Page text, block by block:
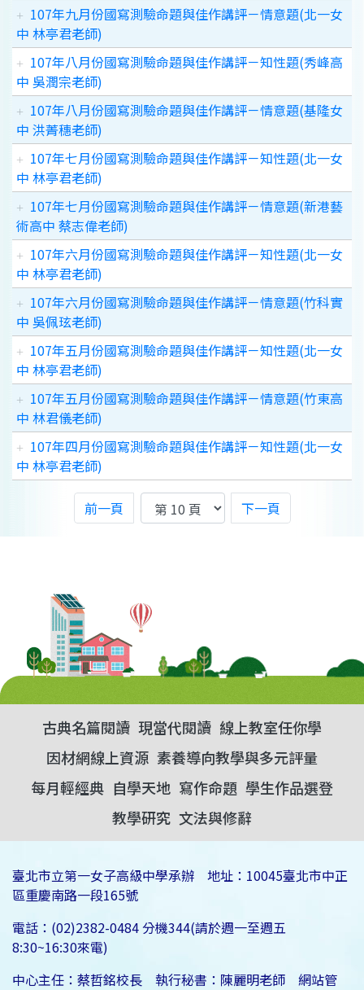
107年九月份國寫測驗命題與佳作講評－情意題(北一女
中 林亭君老師)
107年八月份國寫測驗命題與佳作講評－知性題(秀峰高
中 吳潤宗老師)
107年八月份國寫測驗命題與佳作講評－情意題(基隆女
中 洪菁穗老師)
107年七月份國寫測驗命題與佳作講評－知性題(北一女
中 林亭君老師)
107年七月份國寫測驗命題與佳作講評－情意題(新港藝
術高中 蔡志偉老師)
107年六月份國寫測驗命題與佳作講評－知性題(北一女
中 林亭君老師)
107年六月份國寫測驗命題與佳作講評－情意題(竹科實
中 吳佩玹老師)
107年五月份國寫測驗命題與佳作講評－知性題(北一女
中 林亭君老師)
107年五月份國寫測驗命題與佳作講評－情意題(竹東高
中 林君儀老師)
107年四月份國寫測驗命題與佳作講評－知性題(北一女
中 林亭君老師)
前一頁 下一頁
古典名篇閱讀 現當代閱讀 線上教室任你學
因材網線上資源 素養導向教學與多元評量
每月輕經典 自學天地 寫作命題 學生作品選登
教學研究 文法與修辭
臺北市立第一女子高級中學承辦 地址：10045臺北市中正
區重慶南路一段165號
電話：(02)2382-0484 分機344(請於週一至週五
8:30~16:30來電)
中心主任：蔡哲銘校長 執行秘書：陳麗明老師 網站管